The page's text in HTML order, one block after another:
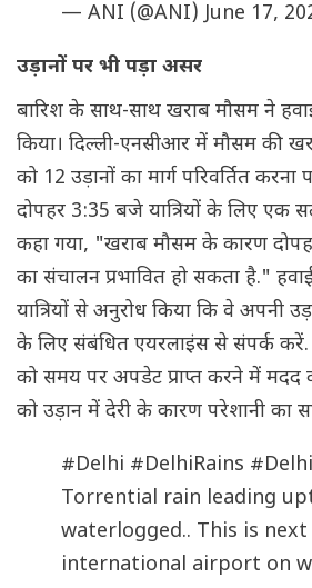
— ANI (@ANI)June 17,
उड़ानों पर भी पड़ा असर
बारिश के साथ-साथ खराब मौसम ने हवाई
किया। दिल्ली-एनसीआर में मौसम की
को 12 उड़ानों का मार्ग परिवर्तित करना
दोपहर 3:35 बजे यात्रियों के लिए एक
कहा गया, "खराब मौसम के कारण
का संचालन प्रभावित हो सकता है." हवाई
यात्रियों से अनुरोध किया कि वे अपनी
के लिए संबंधित एयरलाइंस से संपर्क करें.
को समय पर अपडेट प्राप्त करने में मदद
को उड़ान में देरी के कारण परेशानी का
#Delhi #DelhiRains
Torrential rain leading
waterlogged.. This is
international airport on